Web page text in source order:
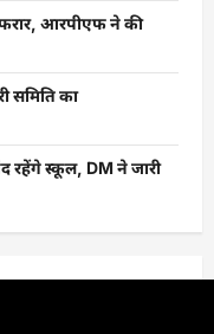
आरपीएफ ने की
समिति का
रहेंगे स्कूल, DM ने जारी